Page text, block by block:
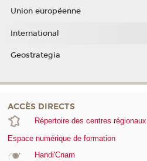
Union européenne
International
Geostrategia
ACCÈS DIRECTS
Répertoire des centres régionaux
Espace numérique de formation
Handi'Cnam